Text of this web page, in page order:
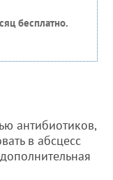
бесплатно.
антибиотиков,
в абсцесс